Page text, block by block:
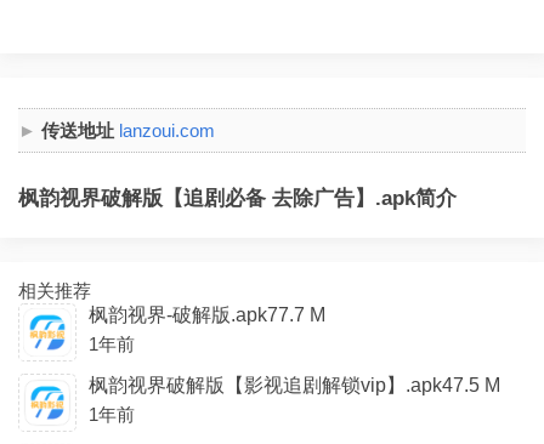
传送地址 lanzoui.com
枫韵视界破解版【追剧必备 去除广告】.apk简介
相关推荐
枫韵视界-破解版.apk77.7 M
1年前
枫韵视界破解版【影视追剧解锁vip】.apk47.5 M
1年前